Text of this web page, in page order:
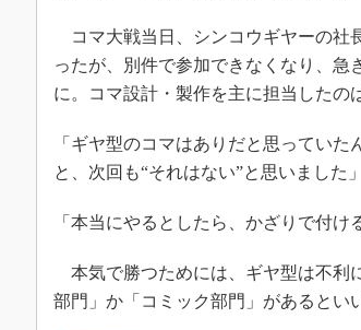
コマ大戦当日、シンコウギヤーの社
ったが、別件で参加できなくなり、
に。コマ設計・製作を主に担当したの
「ギヤ型のコマはありだと思ってい
と、次回も“それはない”と思いました
「本当にやるとしたら、かざりで付け
本気で勝つためには、ギヤ型は不利
部門」か「コミック部門」があると